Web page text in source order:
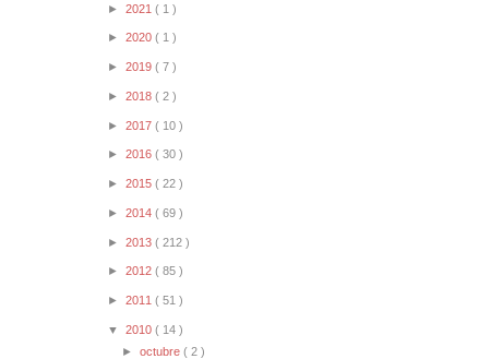
► 2021 ( 1 )
► 2020 ( 1 )
► 2019 ( 7 )
► 2018 ( 2 )
► 2017 ( 10 )
► 2016 ( 30 )
► 2015 ( 22 )
► 2014 ( 69 )
► 2013 ( 212 )
► 2012 ( 85 )
► 2011 ( 51 )
▼ 2010 ( 14 )
►octubre( 2 )